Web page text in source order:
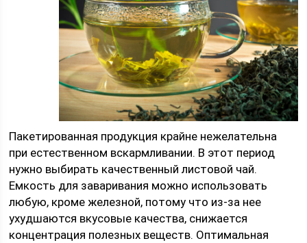
Пакетированная продукция крайне нежелательна
при естественном вскармливании. В этот период
нужно выбирать качественный листовой чай.
Емкость для заваривания можно использовать
любую, кроме железной, потому что из-за нее
ухудшаются вкусовые качества, снижается
концентрация полезных веществ. Оптимальная